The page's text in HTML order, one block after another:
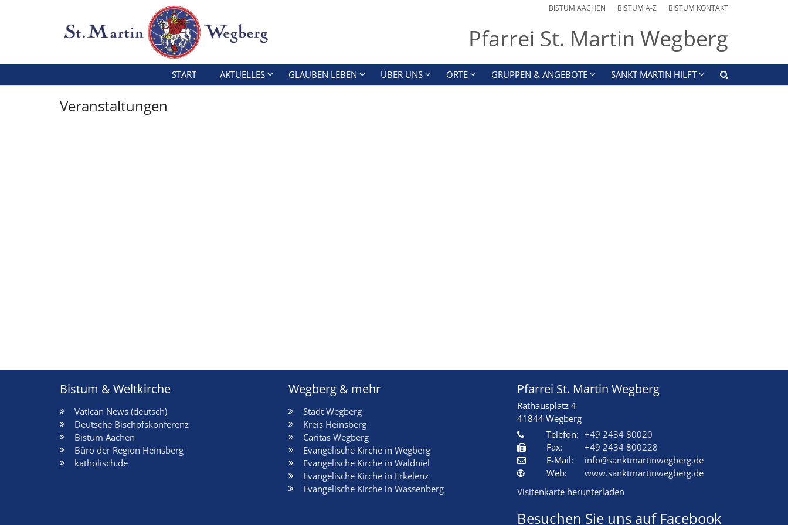
BISTUM AACHEN BISTUM A-Z BISTUM KONTAKT
Pfarrei St. Martin Wegberg
START AKTUELLES GLAUBEN LEBEN ÜBER UNS ORTE GRUPPEN & ANGEBOTE SANKT MARTIN HILFT
Veranstaltungen
Bistum & Weltkirche
Vatican News (deutsch)
Deutsche Bischofskonferenz
Bistum Aachen
Büro der Region Heinsberg
katholisch.de
Wegberg & mehr
Stadt Wegberg
Kreis Heinsberg
Caritas Wegberg
Evangelische Kirche in Wegberg
Evangelische Kirche in Waldniel
Evangelische Kirche in Erkelenz
Evangelische Kirche in Wassenberg
Pfarrei St. Martin Wegberg
Rathausplatz 4
41844 Wegberg
Telefon: +49 2434 80020
Fax:
+49 2434 800228
E-Mail:
info@sanktmartinwegberg.de
Web:
www.sanktmartinwegberg.de
Visitenkarte herunterladen
Besuchen Sie uns auf Facebook